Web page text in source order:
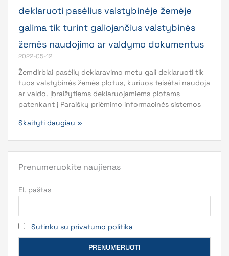
deklaruoti pasėlius valstybinėje žemėje
galima tik turint galiojančius valstybinės
žemės naudojimo ar valdymo dokumentus
2022-05-12
Žemdirbiai pasėlių deklaravimo metu gali deklaruoti tik
tuos valstybinės žemės plotus, kuriuos teisėtai naudoja
ar valdo. Įbraižytiems deklaruojamiems plotams
patenkant į Paraiškų priėmimo informacinės sistemos
Skaityti daugiau »
Prenumeruokite naujienas
El. paštas
Sutinku su privatumo politika